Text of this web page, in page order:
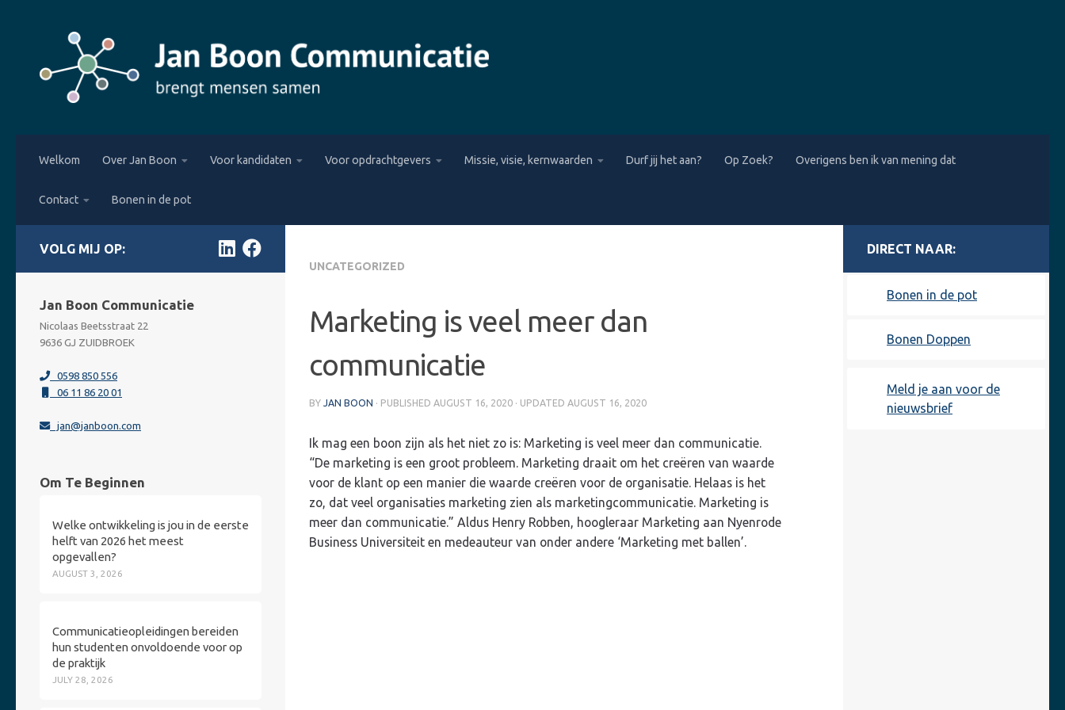
Welkom Over Jan Boon Voor kandidaten Voor opdrachtgevers Missie, visie, kernwaarden Durf jij het aan? Op Zoek? Overigens ben ik van mening dat
Contact Bonen in de pot
UNCATEGORIZED
Marketing is veel meer dan
communicatie
BY JAN BOON · PUBLISHED AUGUST 16, 2020 · UPDATED AUGUST 16, 2020
Ik mag een boon zijn als het niet zo is: Marketing is veel meer dan communicatie.
“De marketing is een groot probleem. Marketing draait om het creëren van waarde
voor de klant op een manier die waarde creëren voor de organisatie. Helaas is het
zo, dat veel organisaties marketing zien als marketingcommunicatie. Marketing is
meer dan communicatie.” Aldus Henry Robben, hoogleraar Marketing aan Nyenrode
Business Universiteit en medeauteur van onder andere ‘Marketing met ballen’.
Jan Boon Communicatie
Nicolaas Beetsstraat 22
9636 GJ ZUIDBROEK
0598 850 556
06 11 86 20 01
jan@janboon.com
Om Te Beginnen
Welke ontwikkeling is jou in de eerste
helft van 2026 het meest
opgevallen?
AUGUST 3, 2026
Communicatieopleidingen bereiden
hun studenten onvoldoende voor op
de praktijk
JULY 28, 2026
Bonen in de pot
Bonen Doppen
Meld je aan voor de
nieuwsbrief